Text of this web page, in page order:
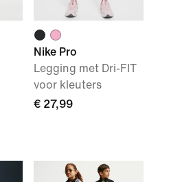
Nike Pro
Legging met Dri-FIT
voor kleuters
€ 27,99